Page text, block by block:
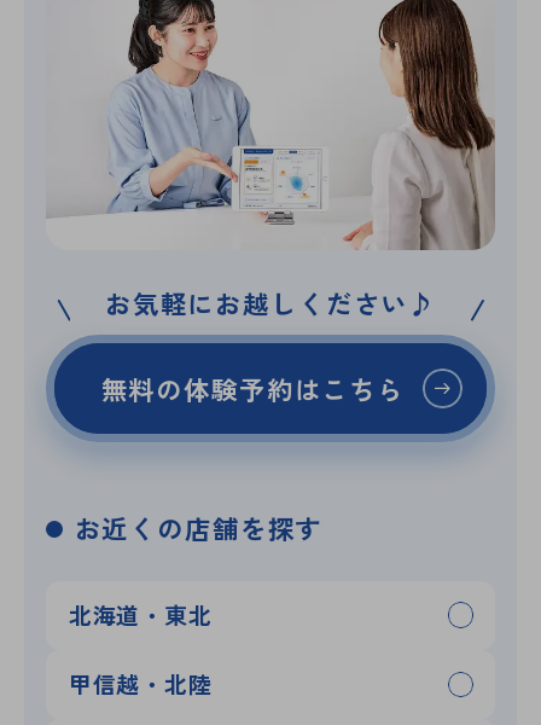
お気軽にお越しください♪
無料の体験予約はこちら
お近くの店舗を探す
北海道・東北
甲信越・北陸